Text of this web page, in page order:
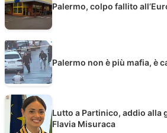
Palermo, colpo fallito
Palermo non è più mafia, è
Lutto a Partinico, addio alla
Flavia Misuraca